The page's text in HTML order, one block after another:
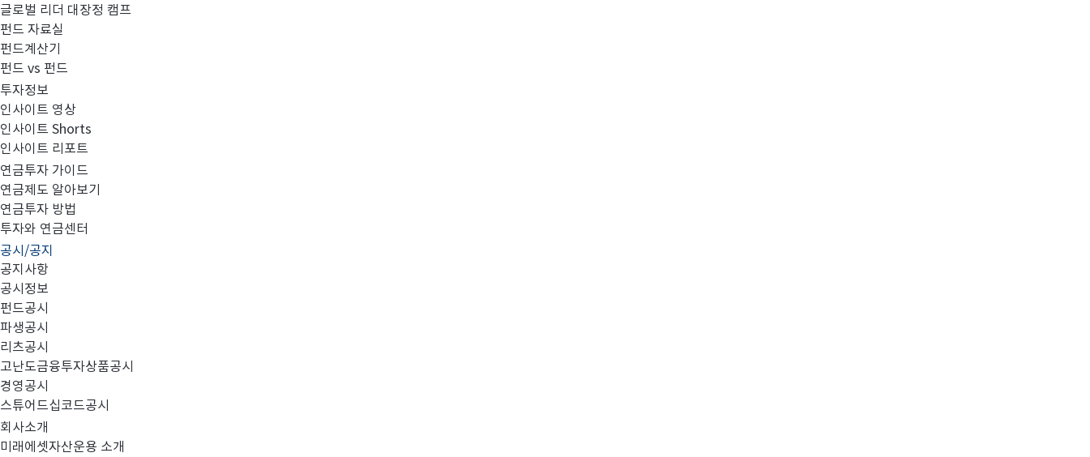
글로벌 리더 대장정 캠프
펀드 자료실
펀드계산기
펀드 vs 펀드
투자정보
인사이트 영상
인사이트 Shorts
인사이트 리포트
연금투자 가이드
연금제도 알아보기
연금투자 방법
투자와 연금센터
공시/공지
공지사항
공시정보
펀드공시
파생공시
리츠공시
고난도금융투자상품공시
경영공시
스튜어드십코드공시
회사소개
미래에셋자산운용 소개
경영공시
임원 사임 보고
첨부와 같이 임원 사임을 공시합니다.
임원 사임 내용_240409(날인).pdf